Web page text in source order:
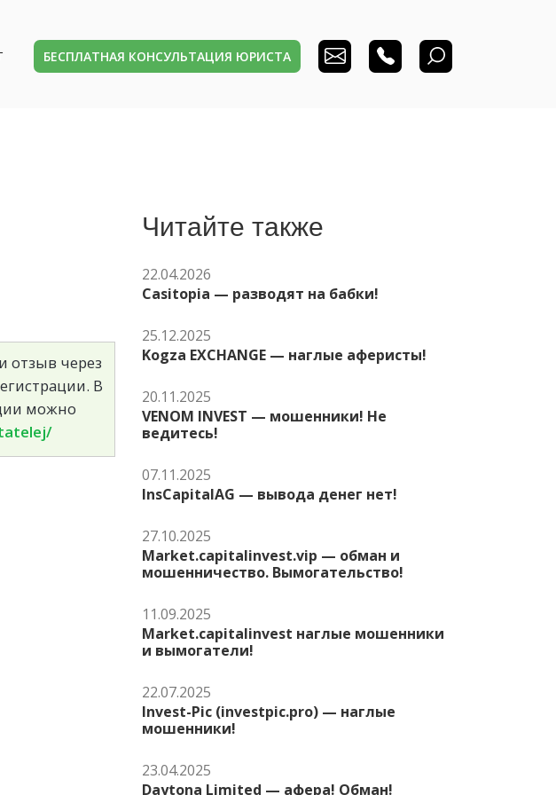
БЕСПЛАТНАЯ КОНСУЛЬТАЦИЯ ЮРИСТА
отзыв через
В
можно
Читайте также
22.04.2026
Casitopia — разводят на бабки!
25.12.2025
Kogza EXCHANGE — наглые аферисты!
20.11.2025
VENOM INVEST — мошенники! Не
ведитесь!
07.11.2025
InsCapitalAG — вывода денег нет!
27.10.2025
Market.capitalinvest.vip — обман и
мошенничество. Вымогательство!
11.09.2025
Market.capitalinvest наглые мошенники
и вымогатели!
22.07.2025
Invest-Pic (investpic.pro) — наглые
мошенники!
23.04.2025
Daytona Limited — афера! Обман!